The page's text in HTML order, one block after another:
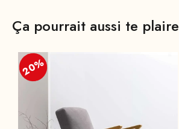
Ça pourrait aussi te plaire
20%
20%